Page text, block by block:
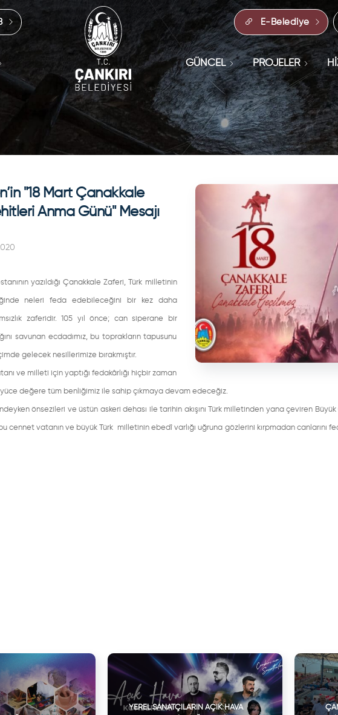
E-Belediye
GÜNCEL PROJELER
"18 Mart Çanakkale
Anma Günü" Mesajı
yazıldığı Çanakkale Zaferi, Türk milletinin
neleri feda edebileceğini bir kez daha
zaferidir. 105 yıl önce; can siperane bir
savunan ecdadımız, bu toprakların tapusunu
gelecek nesillerimize bırakmıştır.
ve milleti için yaptığı fedakârlığı hiçbir zaman
değere tüm benliğimiz ile sahip çıkmaya devam edeceğiz.
önsezileri ve üstün askeri dehası ile tarihin akışını Türk milletinden yana çeviren
cennet vatanın ve büyük Türk milletinin ebedî varlığı uğruna gözlerini kırpmadan canlarını
YEREL SANATÇILARIN AÇIK HAVA